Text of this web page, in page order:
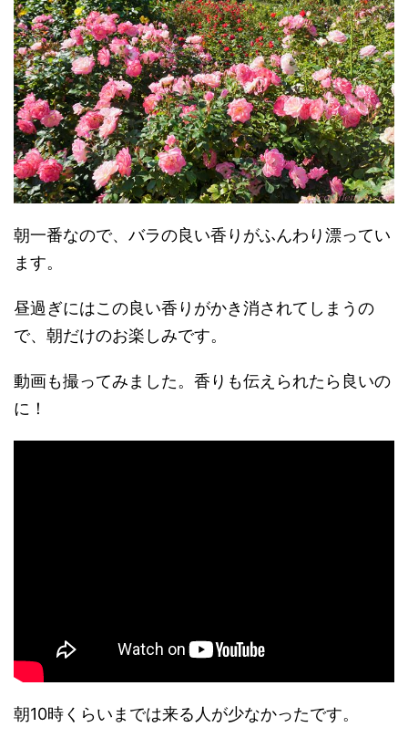
朝一番なので、バラの良い香りがふんわり漂ってい
ます。
昼過ぎにはこの良い香りがかき消されてしまうの
で、朝だけのお楽しみです。
動画も撮ってみました。香りも伝えられたら良いの
に！
朝10時くらいまでは来る人が少なかったです。